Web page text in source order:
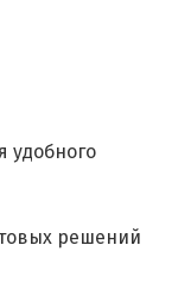
удобного
решений